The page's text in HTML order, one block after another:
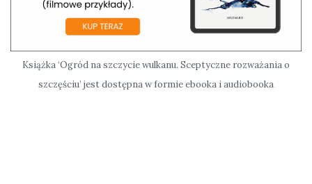
Książka ‘Ogród na szczycie wulkanu. Sceptyczne rozważania o
szczęściu’ jest dostępna w formie ebooka i audiobooka